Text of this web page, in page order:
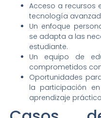
Acceso a recursos
tecnología
Un enfoque
se adapta a las
estudiante.
Un equipo de
comprometidos
Oportunidades
la participación
aprendizaje